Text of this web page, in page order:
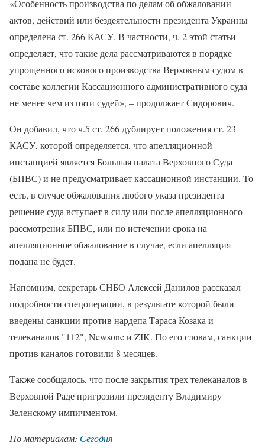
«Особенность производства по делам об обжаловании
актов, действий или бездеятельности президента Украины
определена ст. 266 КАСУ. В частности, ч. 2 этой статьи
определяет, что такие дела рассматриваются в порядке
упрощенного искового производства Верховным судом в
составе коллегии Кассационного административного суда
не менее чем из пяти судей», – продолжает Сидорович.
Он добавил, что ч.5 ст. 266 дублирует положения ст. 23
КАСУ, которой определяется, что апелляционной
инстанцией является Большая палата Верховного Суда
(БПВС) и не предусматривает кассационной инстанции. То
есть, в случае обжалования любого указа президента
решение суда вступает в силу или после апелляционного
рассмотрения БПВС, или по истечении срока на
апелляционное обжалование в случае, если апелляция
подана не будет.
Напомним, секретарь СНБО Алексей Данилов рассказал
подробности спецоперации, в результате которой были
введены санкции против нардепа Тараса Козака и
телеканалов "112", Newsone и ZIK. По его словам, санкции
против каналов готовили 8 месяцев.
Также сообщалось, что после закрытия трех телеканалов в
Верховной Раде пригрозили президенту Владимиру
Зеленскому импичментом.
По материалам: Сегодня